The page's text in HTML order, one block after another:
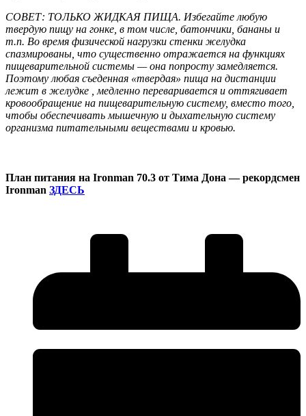
СОВЕТ: ТОЛЬКО ЖИДКАЯ ПИЩА. Избегайте любую
твердую пищу на гонке, в том числе, батончики, бананы и
т.п. Во время физической нагрузки стенки желудка
спазмированы, что существенно отражается на функциях
пищеварительной системы — она попросту замедляется.
Поэтому любая съеденная «твердая» пища на дистанции
лежит в желудке , медленно переваривается и оттягивает
кровообращение на пищеварительную систему, вместо того,
чтобы обеспечивать мышечную и дыхательную систему
организма питательными веществами и кровью.
План питания на Ironman 70.3 от Тима Дона — рекордсмен
Ironman ЗДЕСЬ